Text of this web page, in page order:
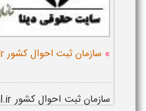
» سازمان ثبت احوال کشور sabteahval.ir